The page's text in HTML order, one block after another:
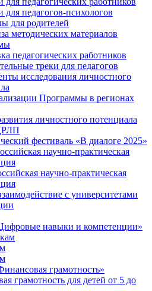
педагогов-психологов
для родителей
методических материалов
педагогических работников
треки для педагогов
исследования личностного
Программы в регионах
личностного потенциала
фестиваль «В диалоге 2025»
научно-практическая
научно-практическая
с университетами
навыки и компетенции»
грамотность»
грамотность для детей от 5 до